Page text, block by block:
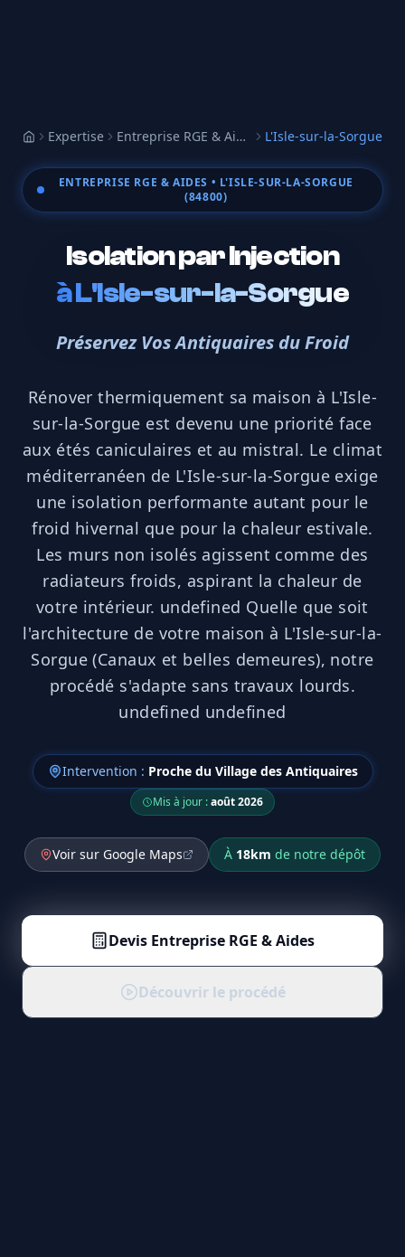
AccueilExpertise Entreprise RGE & Aides L'Isle-sur-la-Sorgue
ENTREPRISE RGE & AIDES • L'ISLE-SUR-LA-SORGUE
(84800)
Isolation par Injection
àL'Isle-sur-la-Sorgue
Préservez Vos Antiquaires du Froid
Rénover thermiquement sa maison à L'Isle-
sur-la-Sorgue est devenu une priorité face
aux étés caniculaires et au mistral. Le climat
méditerranéen de L'Isle-sur-la-Sorgue exige
une isolation performante autant pour le
froid hivernal que pour la chaleur estivale.
Les murs non isolés agissent comme des
radiateurs froids, aspirant la chaleur de
votre intérieur. undefined Quelle que soit
l'architecture de votre maison à L'Isle-sur-la-
Sorgue (Canaux et belles demeures), notre
procédé s'adapte sans travaux lourds.
undefined undefined
Intervention : Proche du Village des Antiquaires
Mis à jour :août 2026
Voir sur Google Maps À 18km de notre dépôt
Devis Entreprise RGE & Aides
Découvrir le procédé